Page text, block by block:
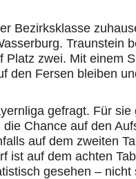
Bezirksklasse
Traunstein
Platz zwei. Mit einem
den Fersen bleiben
gefragt. Für sie
Chance auf den
auf dem zweiten
ist auf dem achten
gesehen – nicht